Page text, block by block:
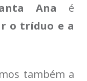
Ana é
o tríduo e a
também a